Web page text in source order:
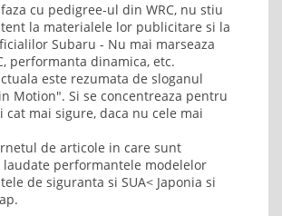
cu pedigree-ul din WRC, nu stiu
la materialele lor publicitare si la
Subaru - Nu mai marseaza
performanta dinamica, etc.
este rezumata de sloganul
Motion". Si se concentreaza pentru
cat mai sigure, daca nu cele mai
de articole in care sunt
laudate performantele modelelor
de siguranta si SUA< Japonia si